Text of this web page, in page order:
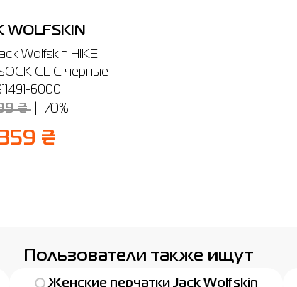
WOLFSKIN
Wolfskin HIKE
CL C черные
6000
₴ 70%
₴
Пользователи также ищут
Женские перчатки Jack Wolfskin